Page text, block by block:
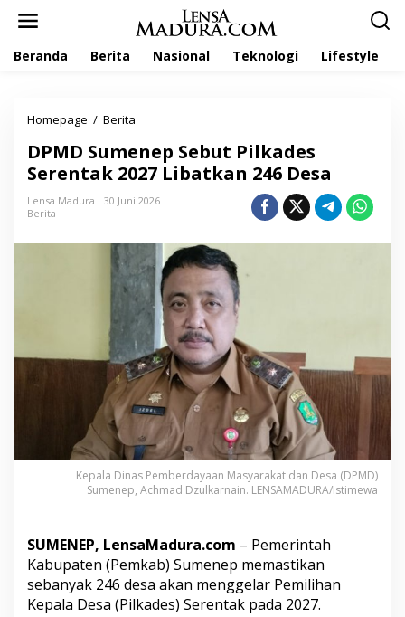
Beranda Berita Nasional Teknologi Lifestyle
Homepage / Berita
M
D
S
u
e
p
S
e
u
t
P
l
a
d
e
s
r
e
n
t
a
DPMD Sumenep Sebut Pilkades
Serentak 2027 Libatkan 246 Desa
Lensa Madura
30 Juni 2026
Berita
Kepala Dinas Pemberdayaan Masyarakat dan Desa (DPMD)
Sumenep, Achmad Dzulkarnain. LENSAMADURA/Istimewa
SUMENEP, LensaMadura.com – Pemerintah
Kabupaten (Pemkab) Sumenep memastikan
sebanyak 246 desa akan menggelar Pemilihan
Kepala Desa (Pilkades) Serentak pada 2027.